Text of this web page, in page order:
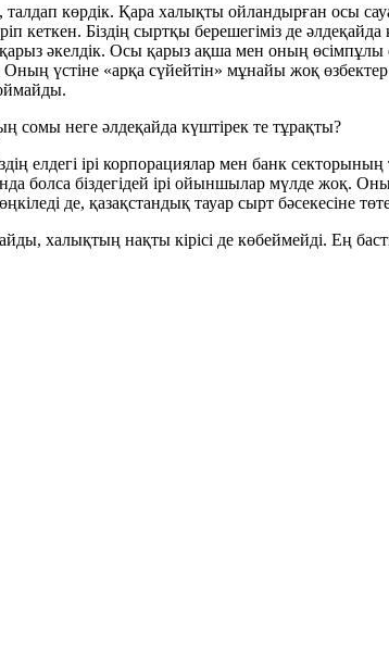
көрдік. Қара халықты ойландырған осы
кеткен. Біздің сыртқы берешегіміз де
әкелдік. Осы қарыз ақша мен оның
үстіне «арқа сүйейтін» мұнайы жоқ
сомы неге әлдеқайда күштірек те тұрақты?
елдегі ірі корпорациялар мен банк
болса біздегідей ірі ойыншылар мүлде жоқ.
де, қазақстандық тауар сырт бәсекесіне
халықтың нақты кірісі де көбеймейді. Ең